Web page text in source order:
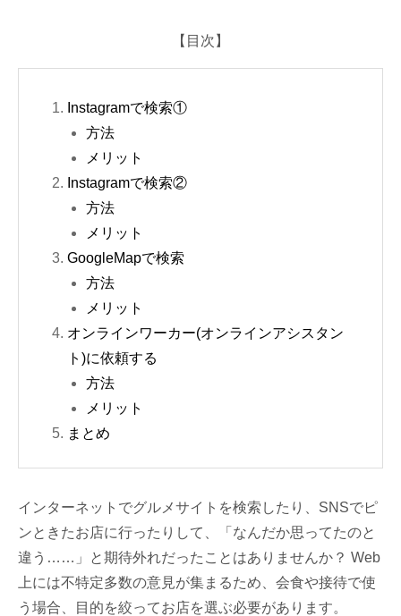
【目次】
Instagramで検索①
方法
メリット
Instagramで検索②
方法
メリット
GoogleMapで検索
方法
メリット
オンラインワーカー(オンラインアシスタン
ト)に依頼する
方法
メリット
まとめ
インターネットでグルメサイトを検索したり、SNSでピ
ンときたお店に行ったりして、「なんだか思ってたのと
違う……」と期待外れだったことはありませんか？ Web
上には不特定多数の意見が集まるため、会食や接待で使
う場合、目的を絞ってお店を選ぶ必要があります。